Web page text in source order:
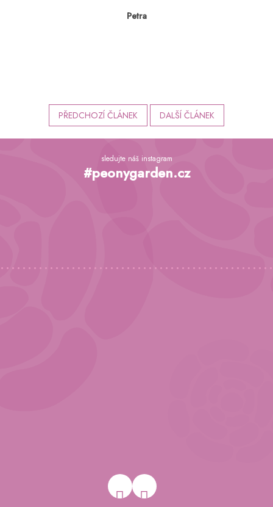
Petra
PŘEDCHOZÍ ČLÁNEK DALŠÍ ČLÁNEK
Z
sledujte náš instagram
#peonygarden.cz